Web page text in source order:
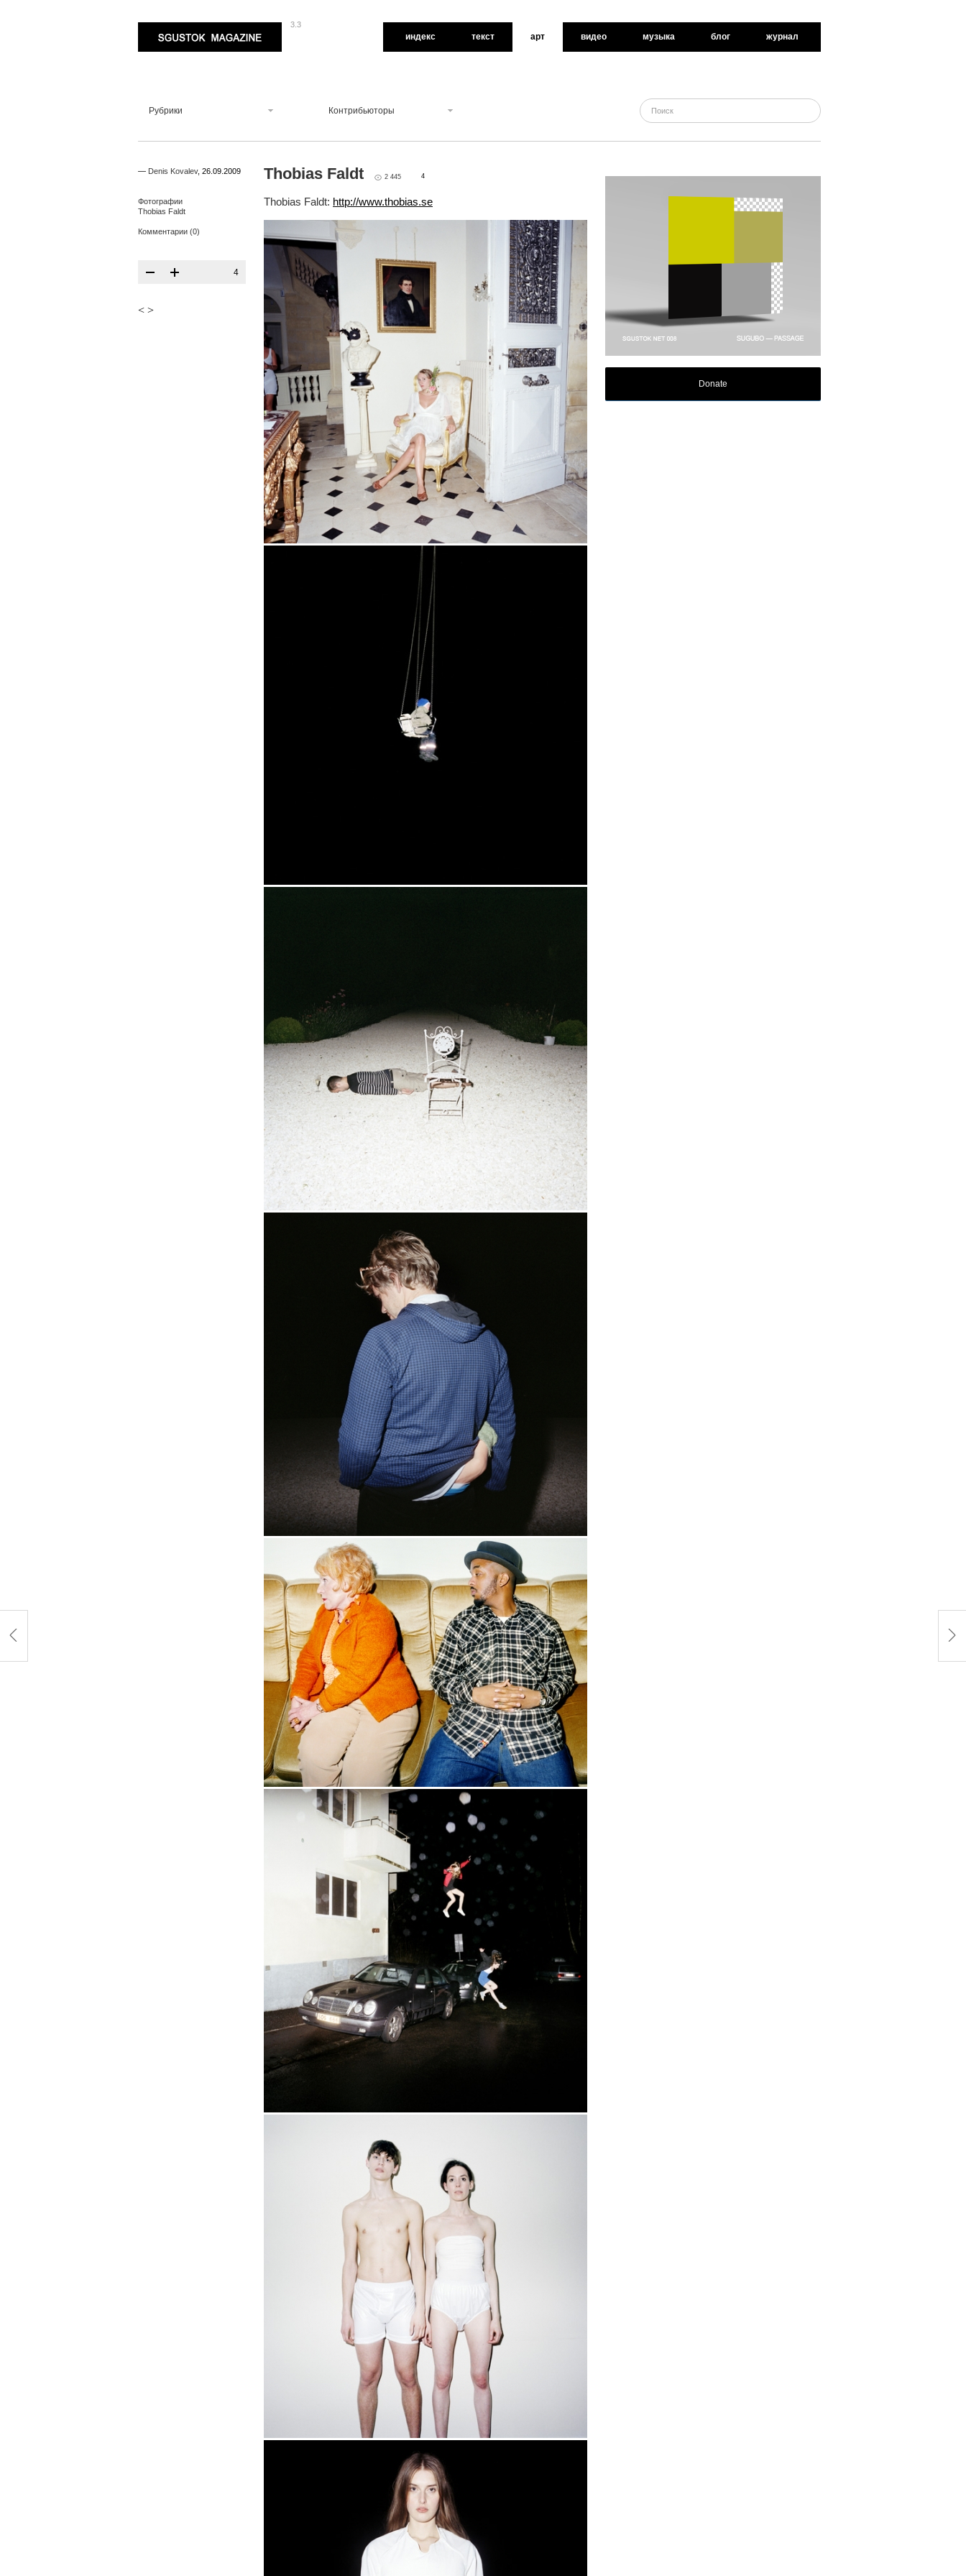
3.3
индекс текст арт видео музыка блог журнал
Рубрики Контрибьюторы
— Denis Kovalev, 26.09.2009
Фотографии
Thobias Faldt
Комментарии (0)
4
< >
Thobias Faldt 2 445 4
Thobias Faldt: http://www.thobias.se
Donate